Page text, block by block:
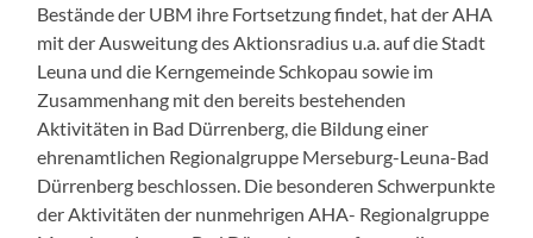
Bestände der UBM ihre Fortsetzung findet, hat der AHA
mit der Ausweitung des Aktionsradius u.a. auf die Stadt
Leuna und die Kerngemeinde Schkopau sowie im
Zusammenhang mit den bereits bestehenden
Aktivitäten in Bad Dürrenberg, die Bildung einer
ehrenamtlichen Regionalgruppe Merseburg-Leuna-Bad
Dürrenberg beschlossen. Die besonderen Schwerpunkte
der Aktivitäten der nunmehrigen AHA- Regionalgruppe